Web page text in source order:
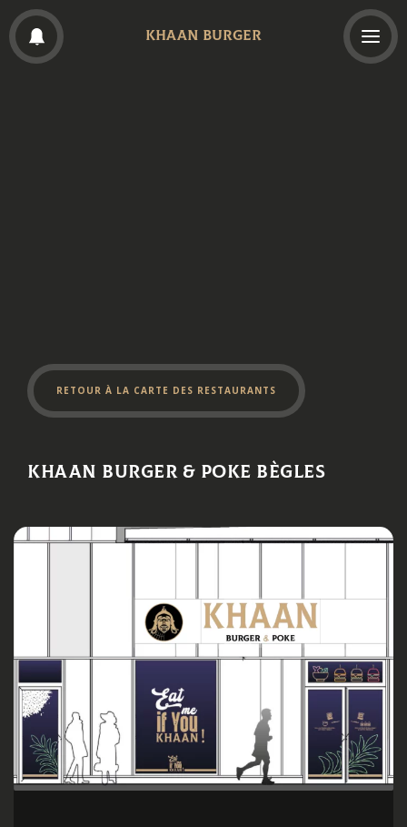
KHAAN BURGER
RETOUR À LA CARTE DES RESTAURANTS
Khaan Burger & Poke Bègles